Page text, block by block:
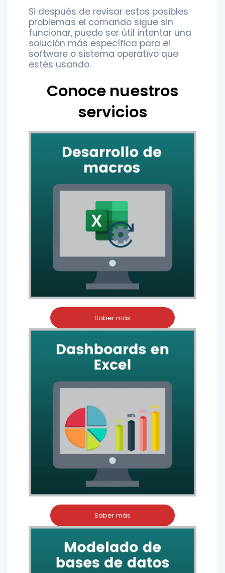
Si después de revisar estos posibles
problemas el comando sigue sin
funcionar, puede ser útil intentar una
solución más específica para el
software o sistema operativo que
estés usando.
Conoce nuestros
servicios
Saber más
Saber más